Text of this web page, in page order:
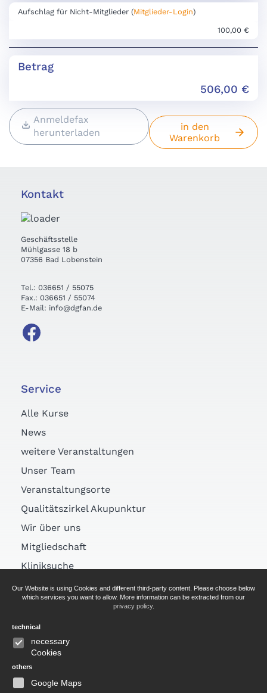
Aufschlag für Nicht-Mitglieder (Mitglieder-Login)
100,00 €
Betrag
506,00 €
Anmeldefax
herunterladen
in den
Warenkorb
Kontakt
Geschäftsstelle
Mühlgasse 18 b
07356 Bad Lobenstein
Tel.: 036651 / 55075
Fax.: 036651 / 55074
E-Mail: info@dgfan.de
Service
Alle Kurse
News
weitere Veranstaltungen
Unser Team
Veranstaltungsorte
Qualitätszirkel Akupunktur
Wir über uns
Mitgliedschaft
Kliniksuche
Links
Arztsuche
AGB
Impressum
Datenschutz
Our Website is using Cookies and different third-party content. Please choose below
which services you want to allow. More information can be extracted from our
privacy policy.
technical
necessary
Cookies
others
Google Maps